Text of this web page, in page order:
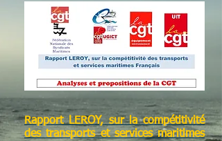
Rapport LEROY, sur la compétitivité
des transports et services maritimes